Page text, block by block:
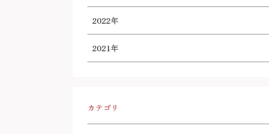
2022年
2021年
カテゴリ